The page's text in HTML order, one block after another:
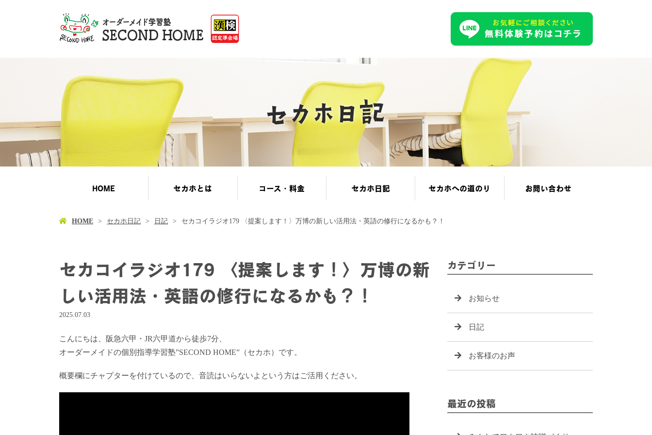
HOME セカホとは コース・料金 セカホ日記 セカホへの道のり お問い合わせ
HOME セカホ日記 日記 セカコイラジオ179 〈提案します！〉万博の新しい活用法・英語の修行になるかも？！
セカコイラジオ179 〈提案します！〉万博の新
しい活用法・英語の修行になるかも？！
2025.07.03
こんにちは、阪急六甲・JR六甲道から徒歩7分、
オーダーメイドの個別指導学習塾”SECOND HOME”（セカホ）です。
概要欄にチャプターを付けているので、音読はいらないよという方はご活用ください。
カテゴリー
お知らせ
日記
お客様のお声
最近の投稿